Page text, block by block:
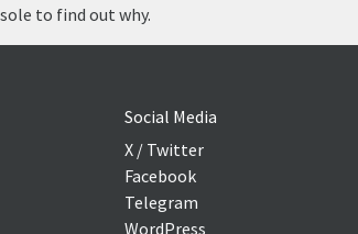
to find out why.
Social Media
X / Twitter
Facebook
Telegram
WordPress